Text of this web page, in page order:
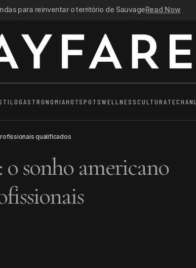
para reinventar o território de SauvageRead Now
GASTRONOMIAHOTSPOTSWELLNESSCULTURATECH
qualificados
sonho americano